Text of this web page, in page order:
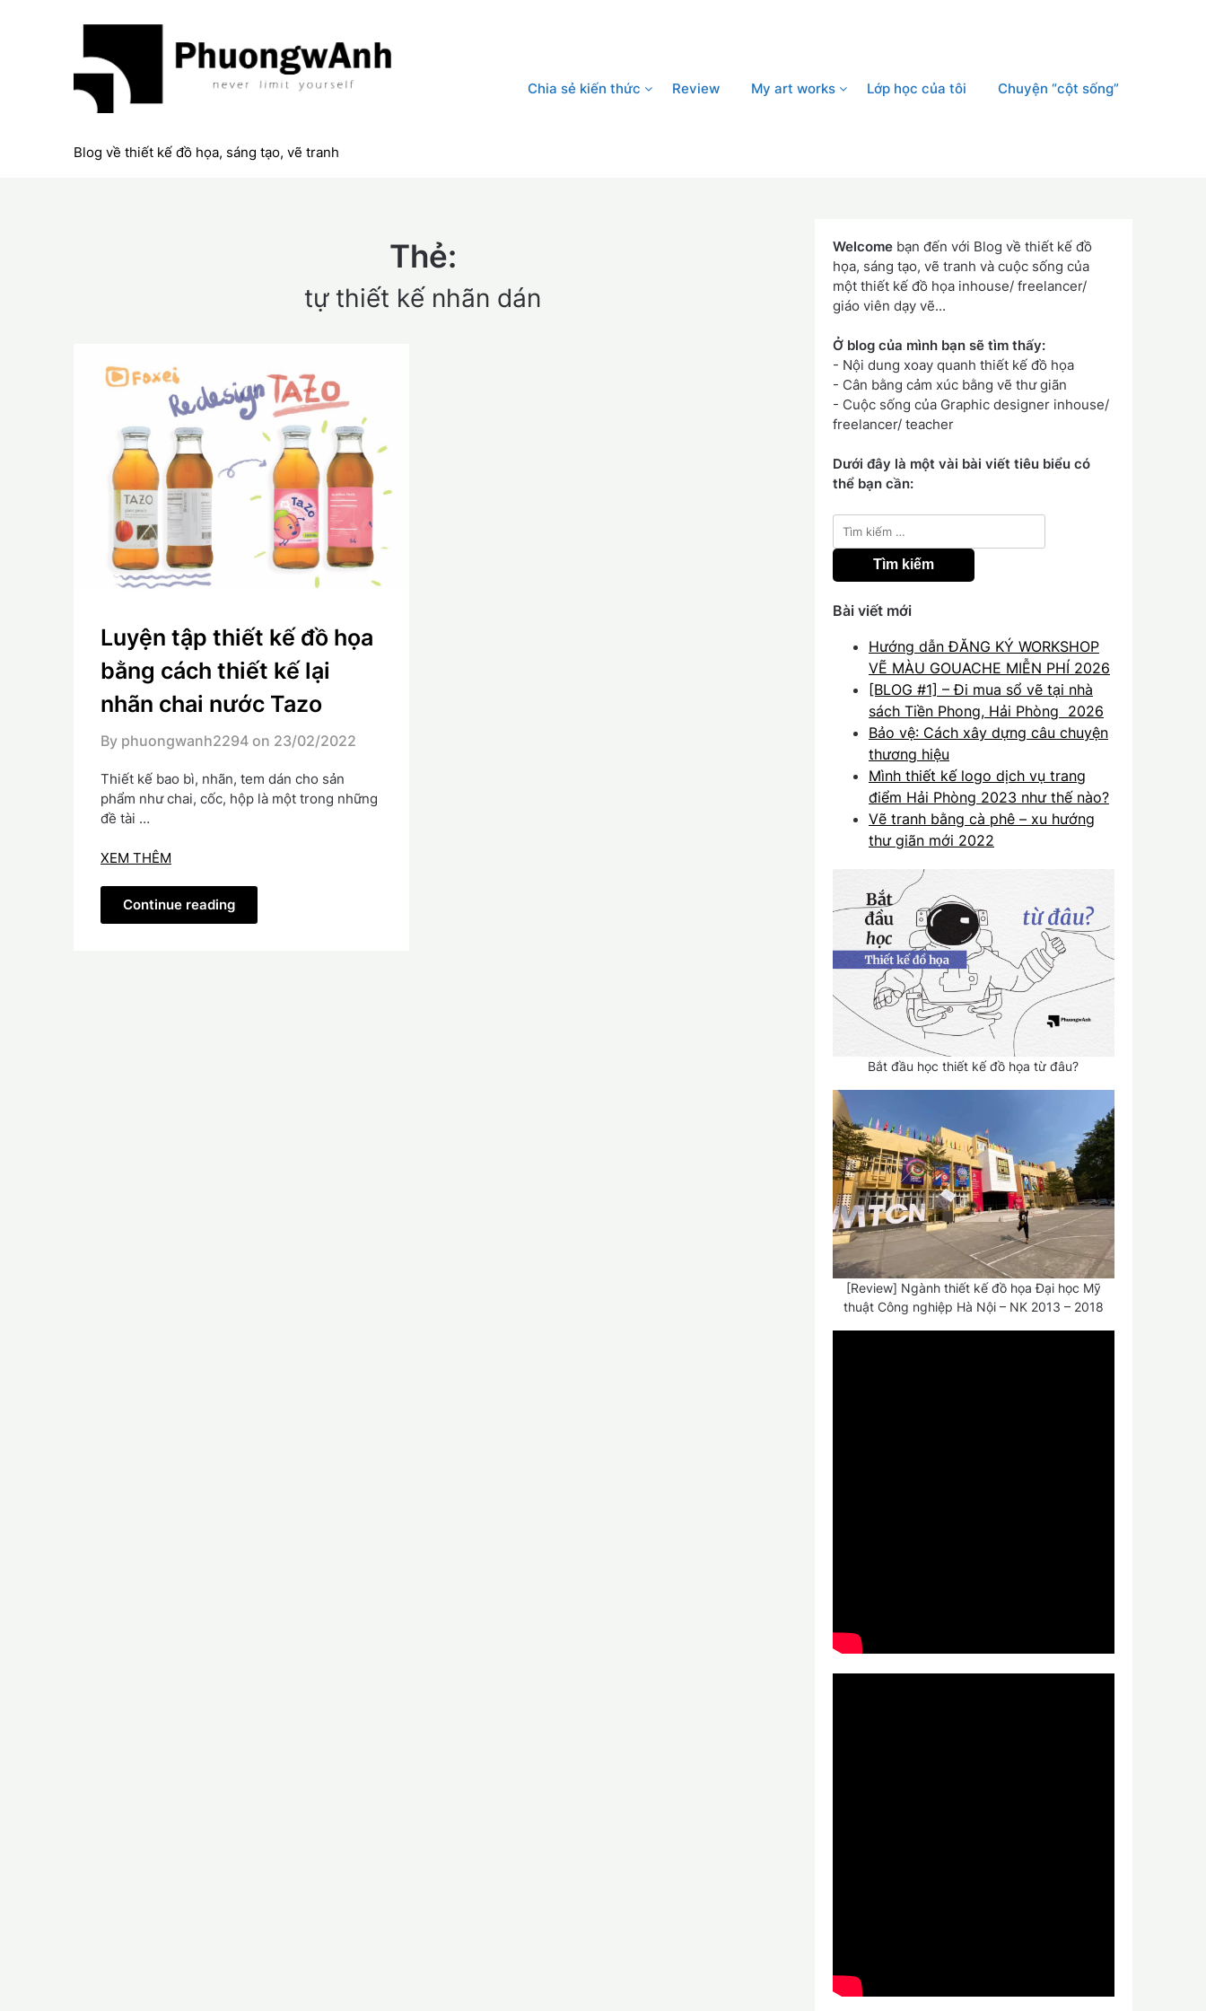
Blog về thiết kế đồ họa, sáng tạo, vẽ tranh
Chia sẻ kiến thức Review My art works Lớp học của tôi Chuyện “cột sống”
Thẻ:
tự thiết kế nhãn dán
Luyện tập thiết kế đồ họa
bằng cách thiết kế lại
nhãn chai nước Tazo
By phuongwanh2294 on 23/02/2022
Thiết kế bao bì, nhãn, tem dán cho sản
phẩm như chai, cốc, hộp là một trong những
đề tài …
XEM THÊM
Continue reading
Welcomebạn đến với Blog về thiết kế đồ
họa, sáng tạo, vẽ tranh và cuộc sống của
một thiết kế đồ họa inhouse/ freelancer/
giáo viên dạy vẽ...
Ở blog của mình bạn sẽ tìm thấy:
- Nội dung xoay quanh thiết kế đồ họa
- Cân bằng cảm xúc bằng vẽ thư giãn
- Cuộc sống của Graphic designer inhouse/
freelancer/ teacher
Dưới đây là một vài bài viết tiêu biểu có
thể bạn cần:
Tìm
kiếm
Bài viết mới
Hướng dẫn ĐĂNG KÝ WORKSHOP
VẼ MÀU GOUACHE MIỄN PHÍ 2026
[BLOG #1] – Đi mua sổ vẽ tại nhà
sách Tiền Phong, Hải Phòng 2026
Bảo vệ: Cách xây dựng câu chuyện
thương hiệu
Mình thiết kế logo dịch vụ trang
điểm Hải Phòng 2023 như thế nào?
Vẽ tranh bằng cà phê – xu hướng
thư giãn mới 2022
Bắt đầu học thiết kế đồ họa từ đâu?
[Review] Ngành thiết kế đồ họa Đại học Mỹ
thuật Công nghiệp Hà Nội – NK 2013 – 2018